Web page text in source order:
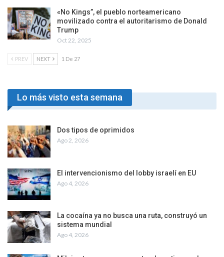
«No Kings”, el pueblo norteamericano
movilizado contra el autoritarismo de Donald
Trump
Oct 22, 2025
PREV NEXT 1 De 27
Lo más visto esta semana
Dos tipos de oprimidos
Ago 2, 2026
El intervencionismo del lobby israelí en EU
Ago 4, 2026
La cocaína ya no busca una ruta, construyó un
sistema mundial
Ago 4, 2026